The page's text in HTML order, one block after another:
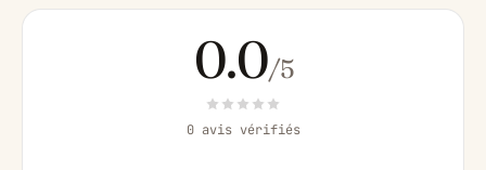
0.0/5
0 avis vérifiés